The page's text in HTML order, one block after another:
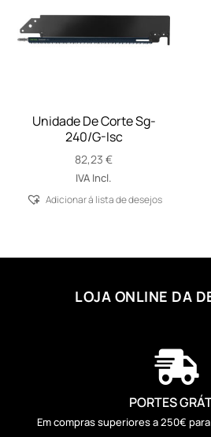
Unidade De Corte Sg-
240/G-Isc
82,23€
IVA Incl.
Adicionar á lista de desejos
LOJA ONLINE DA

PORTES
Em compras superiores a 250€